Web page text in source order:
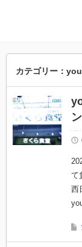
カテゴリー：
て
西